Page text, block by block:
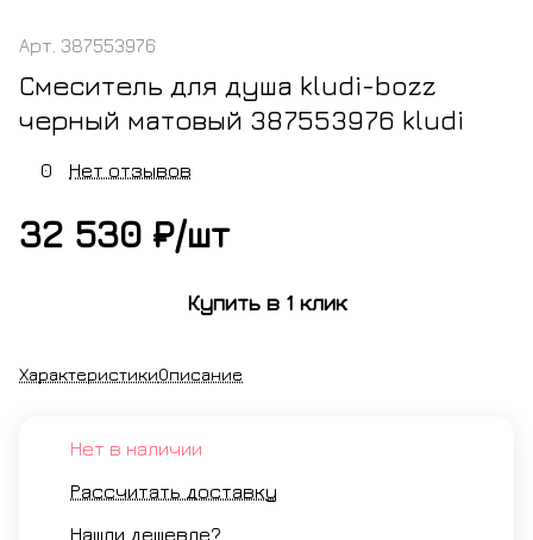
Арт. 387553976
Смеситель для душа kludi-bozz
черный матовый 387553976 kludi
0 Нет отзывов
32 530 ₽/шт
Купить в 1 клик
ХарактеристикиОписание
Нет в наличии
Рассчитать доставку
Нашли дешевле?